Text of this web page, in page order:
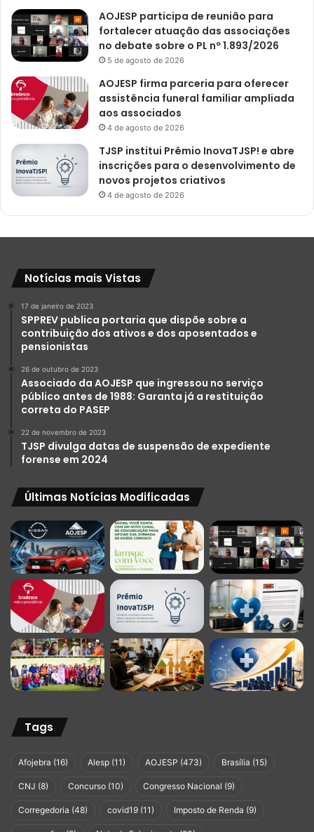
AOJESP participa de reunião para
fortalecer atuação das associações
no debate sobre o PL nº 1.893/2026
5 de agosto de 2026
AOJESP firma parceria para oferecer
assistência funeral familiar ampliada
aos associados
4 de agosto de 2026
TJSP institui Prêmio InovaTJSP! e abre
inscrições para o desenvolvimento de
novos projetos criativos
4 de agosto de 2026
Notícias mais Vistas
17 de janeiro de 2023
SPPREV publica portaria que dispõe sobre a
contribuição dos ativos e dos aposentados e
pensionistas
26 de outubro de 2023
Associado da AOJESP que ingressou no serviço
público antes de 1988: Garanta já a restituição
correta do PASEP
22 de novembro de 2023
TJSP divulga datas de suspensão de expediente
forense em 2024
Últimas Notícias Modificadas
Tags
Afojebra (16) Alesp (11) AOJESP (473) Brasília (15)
CNJ (8) Concurso (10) Congresso Nacional (9)
Corregedoria (48) covid19 (11) Imposto de Renda (9)